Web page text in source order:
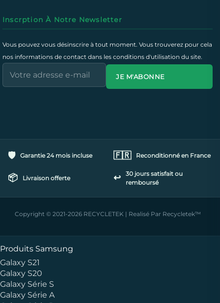
Inscrption À Notre Newsletter
Vous pouvez vous désinscrire à tout moment. Vous trouverez pour cela
nos informations de contact dans les conditions d'utilisation du site.
JE M'ABONNE
🛡️ Garantie 24 mois incluse 🇫🇷 Reconditionné en France
📦 Livraison offerte ↩️
30 jours satisfait ou
remboursé
Copyright © 2021-2026 RECYCLETEK | Realisé Par Recycletek™
Produits Samsung
Galaxy S21
Galaxy S20
Galaxy Série S
Galaxy Série A